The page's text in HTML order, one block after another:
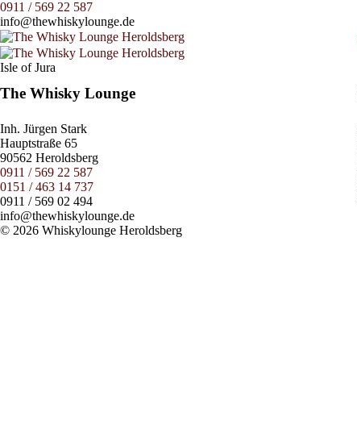
0911 / 569 22 587
info@thewhiskylounge.de
Isle of Jura
The Whisky Lounge
Inh. Jürgen Stark
Hauptstraße 65
90562 Heroldsberg
0911 / 569 22 587
0151 / 463 14 737
0911 / 569 02 494
info@thewhiskylounge.de
© 2026 Whiskylounge Heroldsberg